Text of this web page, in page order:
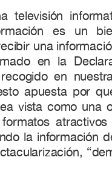
televisión
es un
una
en la
en
apuesta por
vista como una
la información